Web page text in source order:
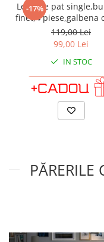
-17%
Lenjerie pat
finet,4 piese,galbena
A272
119,00 Lei
99,00 Lei
IN STOC
ADAUGA IN COS
PĂRERILE